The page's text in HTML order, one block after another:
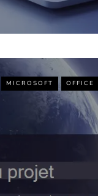
MICROSOFT OFFICE